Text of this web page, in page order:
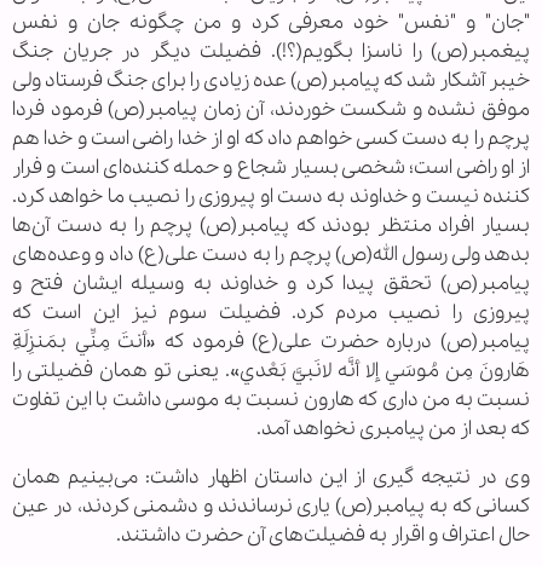
"جان" و "نفس" خود معرفی کرد و من چگونه جان و نفس
پیغمبر(ص) را ناسزا بگویم(؟!). فضیلت دیگر در جریان جنگ
خیبر آشکار شد که پیامبر(ص) عده زیادی را برای جنگ فرستاد ولی
موفق نشده و شکست خوردند، آن زمان پیامبر(ص) فرمود فردا
پرچم را به دست کسی خواهم داد که او از خدا راضی است و خدا هم
از او راضی است؛ شخصی بسیار شجاع و حمله کننده‌ای است و فرار
کننده نیست و خداوند به دست او پیروزی را نصیب ما خواهد کرد.
بسیار افراد منتظر بودند که پیامبر(ص) پرچم را به دست آن‌ها
بدهد ولی رسول الله(ص) پرچم را به دست علی(ع) داد و وعده‌های
پیامبر(ص) تحقق پیدا کرد و خداوند به وسیله ایشان فتح و
پیروزی را نصیب مردم کرد. فضیلت سوم نیز این است که
پیامبر(ص) درباره حضرت علی(ع) فرمود که «أنتَ مِنِّي‌ بمَنزِلَةِ
هَارونَ مِن‌ مُوسَي‌ إلا أنَّه‌ لانَبيَّ بَعْدي». یعنی تو همان فضیلتی را
نسبت به من داری که هارون نسبت به موسی داشت با این تفاوت
که بعد از من پیامبری نخواهد آمد.
وی در نتیجه گیری از این داستان اظهار داشت: می‌بینیم همان
کسانی که به پیامبر(ص) یاری نرساندند و دشمنی کردند، در عین
حال اعتراف و اقرار به فضیلت‌های آن حضرت داشتند.